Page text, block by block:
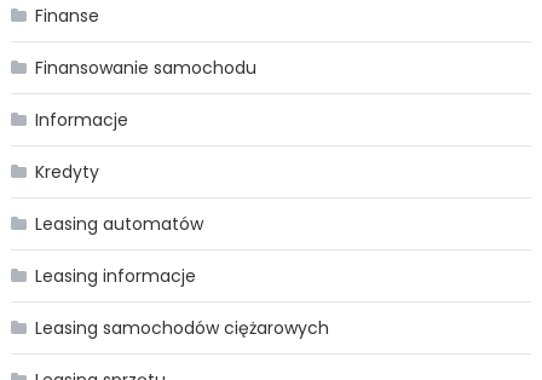
Finanse
Finansowanie samochodu
Informacje
Kredyty
Leasing automatów
Leasing informacje
Leasing samochodów ciężarowych